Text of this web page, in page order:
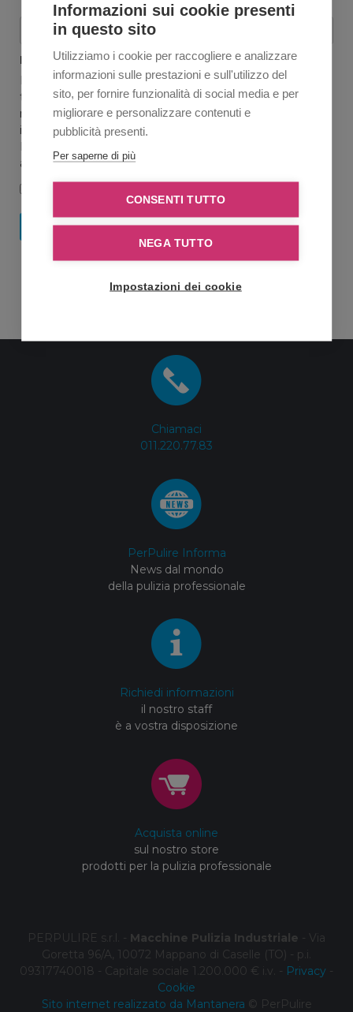
Informazioni sui cookie presenti
in questo sito
Utilizziamo i cookie per raccogliere e analizzare
informazioni sulle prestazioni e sull'utilizzo del
sito, per fornire funzionalità di social media e per
migliorare e personalizzare contenuti e
pubblicità presenti.
Per saperne di più
CONSENTI TUTTO
NEGA TUTTO
Impostazioni dei cookie
Privacy
I dati immessi per la richiesta di informazioni saranno
trattati nel rispetto della legge 675/96 e successive
modifiche secondo la tutela dei dati personali. Le
informazioni da voi inviate non saranno cedute a terzi.
accettazione dellalegge sulla privacy
Invia richiesta
Chiamaci
011.220.77.83
PerPulire Informa
News dal mondo
della pulizia professionale
Richiedi informazioni
il nostro staff
è a vostra disposizione
Acquista online
sul nostro store
prodotti per la pulizia professionale
PERPULIRE s.r.l. - Macchine Pulizia Industriale - Via
Goretta 96/A, 10072 Mappano di Caselle (TO) - p.i.
09317740018 - Capitale sociale 1.200.000 € i.v. - Privacy -
Cookie
Sito internet realizzato da Mantanera © PerPulire